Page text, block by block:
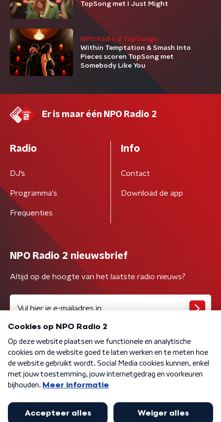
TopSong met I Just Might
NPO Radio 2 TopSongs
Within Temptation & Smash Into
Pieces scoren TopSong met
Somebody Like You
Er is maar één NPO Radio 2
Radio
DJ’s
Programma's
Frequenties
Info
Contact
Download de app
NPO Radio 2 nieuwsbrief
Altijd op de hoogte van het laatste radio nieuws?
Algemene voorwaarden